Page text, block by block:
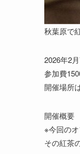
秋葉原で
2026年2
参加費
開催場所
開催概要
※今回の
その紅茶